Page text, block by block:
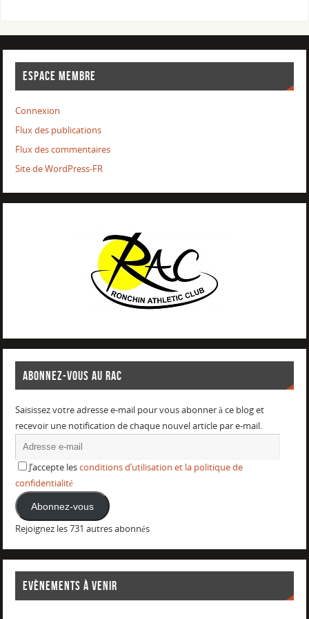
ESPACE MEMBRE
Connexion
Flux des publications
Flux des commentaires
Site de WordPress-FR
ABONNEZ-VOUS AU RAC
Saisissez votre adresse e-mail pour vous abonner à ce blog et
recevoir une notification de chaque nouvel article par e-mail.
J’accepte lesconditions d’utilisation et la politique de
confidentialité
Abonnez-vous
Rejoignez les 731 autres abonnés
EVÈNEMENTS À VENIR